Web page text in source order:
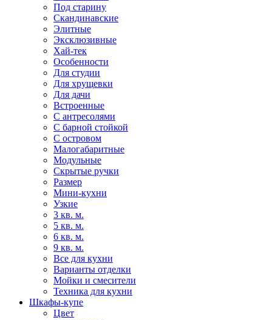
Под старину
Скандинавские
Элитные
Эксклюзивные
Хай-тек
Особенности
Для студии
Для хрущевки
Для дачи
Встроенные
С антресолями
С барной стойкой
С островом
Малогабаритные
Модульные
Скрытые ручки
Размер
Мини-кухни
Узкие
3 кв. м.
5 кв. м.
6 кв. м.
9 кв. м.
Все для кухни
Варианты отделки
Мойки и смесители
Техника для кухни
Шкафы-купе
Цвет